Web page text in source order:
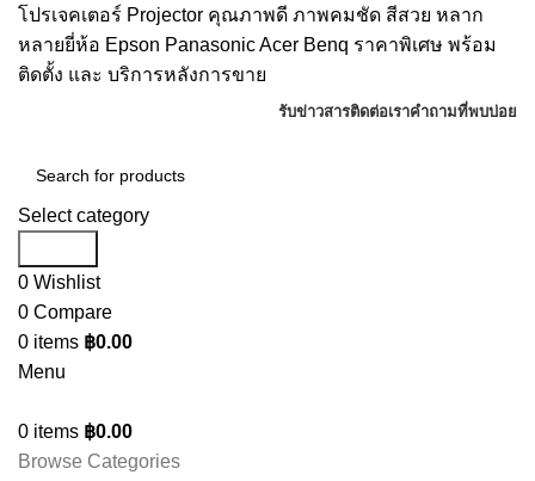
โปรเจคเตอร์ Projector คุณภาพดี ภาพคมชัด สีสวย หลาก
หลายยี่ห้อ Epson Panasonic Acer Benq ราคาพิเศษ พร้อม
ติดตั้ง และ บริการหลังการขาย
รับข่าวสารติดต่อเราคำถามที่พบบ่อย
Select category
0 Wishlist
0 Compare
0 items ฿0.00
Menu
0 items ฿0.00
Browse Categories